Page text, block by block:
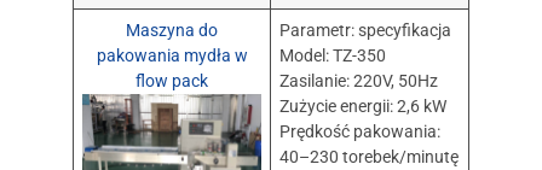
Maszyna do
pakowania mydła w
flow pack
Parametr: specyfikacja
Model: TZ-350
Zasilanie: 220V, 50Hz
Zużycie energii: 2,6 kW
Prędkość pakowania:
40–230 torebek/minutę